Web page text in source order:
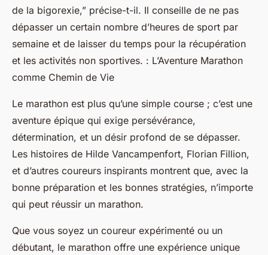
de la bigorexie,” précise-t-il. Il conseille de ne pas
dépasser un certain nombre d’heures de sport par
semaine et de laisser du temps pour la récupération
et les activités non sportives. : L’Aventure Marathon
comme Chemin de Vie
Le marathon est plus qu’une simple course ; c’est une
aventure épique qui exige persévérance,
détermination, et un désir profond de se dépasser.
Les histoires de Hilde Vancampenfort, Florian Fillion,
et d’autres coureurs inspirants montrent que, avec la
bonne préparation et les bonnes stratégies, n’importe
qui peut réussir un marathon.
Que vous soyez un coureur expérimenté ou un
débutant, le marathon offre une expérience unique